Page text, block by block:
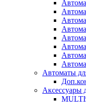
Автоматы
Аксессуары